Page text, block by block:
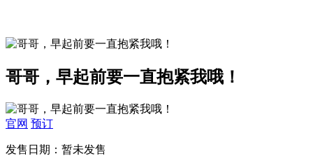
哥哥，早起前要一直抱紧我哦！
官网 预订
发售日期：暂未发售